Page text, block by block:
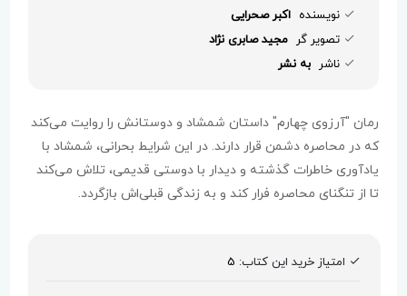
نویسنده اکبر صحرایی
تصویر گر مجید صابری نژاد
ناشر به نشر
رمان "آرزوی چهارم" داستان شمشاد و دوستانش را روایت می‌کند
که در محاصره دشمن قرار دارند. در این شرایط بحرانی، شمشاد با
یادآوری خاطرات گذشته و دیدار با دوستی قدیمی، تلاش می‌کند
تا از تنگنای محاصره فرار کند و به زندگی قبلی‌اش بازگردد.
امتیاز خرید این کتاب: 5